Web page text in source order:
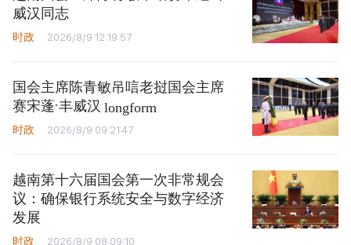
威汉同志
时政 2026/8/9 12:19:57
国会主席陈青敏吊唁老挝国会主席
赛宋蓬·丰威汉 longform
时政 2026/8/9 09:21:47
越南第十六届国会第一次非常规会
议：确保银行系统安全与数字经济
发展
时政 2026/8/9 08:09:10